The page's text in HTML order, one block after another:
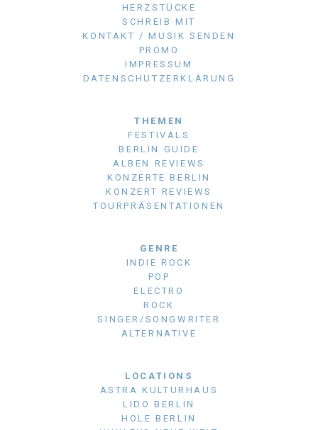
HERZSTÜCKE
SCHREIB MIT
KONTAKT / MUSIK SENDEN
PROMO
IMPRESSUM
DATENSCHUTZERKLÄRUNG
THEMEN
FESTIVALS
BERLIN GUIDE
ALBEN REVIEWS
KONZERTE BERLIN
KONZERT REVIEWS
TOURPRÄSENTATIONEN
GENRE
INDIE ROCK
POP
ELECTRO
ROCK
SINGER/SONGWRITER
ALTERNATIVE
LOCATIONS
ASTRA KULTURHAUS
LIDO BERLIN
HOLE BERLIN